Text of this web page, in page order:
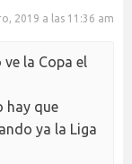
2019 a las 11:36 am
la Copa el
hay que
ya la Liga